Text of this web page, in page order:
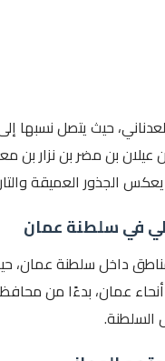
حيث يتصل
بن مضر بن نزار بن معد
الجذور العميقة
في سلطنة عمان
داخل سلطنة عمان،
عمان، بدءًا من
السلطنة.